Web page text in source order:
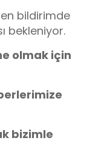
bildirimde
bekleniyor.
olmak için
bizimle